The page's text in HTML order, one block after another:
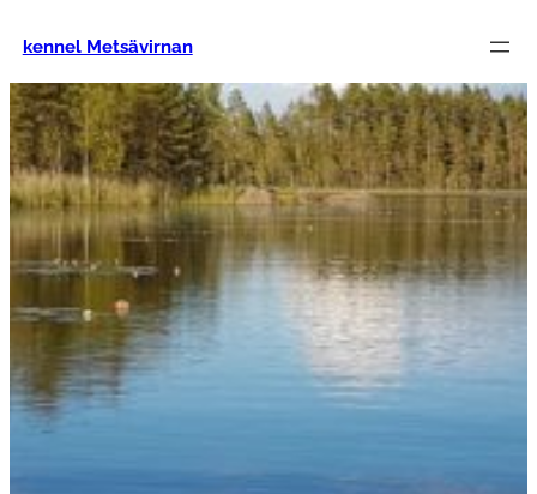
sisältöön
kennel Metsävirnan